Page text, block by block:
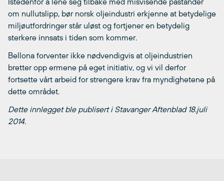
om nullutslipp, bør norsk oljeindustri erkjenne at betydelige
miljøutfordringer står uløst og fortjener en betydelig
sterkere innsats i tiden som kommer.
Bellona forventer ikke nødvendigvis at oljeindustrien
bretter opp ermene på eget initiativ, og vi vil derfor
fortsette vårt arbeid for strengere krav fra myndighetene på
dette området.
Dette innlegget ble publisert i Stavanger Aftenblad 18.juli
2014.